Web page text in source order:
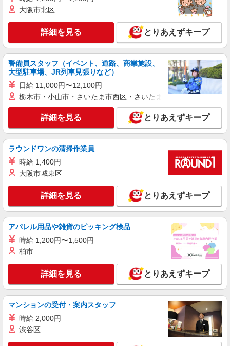
下永谷駅＊働きやすさで選ぶならココ！障がい
デイSTAFF/17時定時
時給1600円〜2250円 ＜日払い有/週払い有/交
通費全支給(ガソリン代含む)＞
横浜市港南区内//下永谷駅近く
キープ 詳細を見る
株式会社kotrio /●YK-H-2100119
港南台駅★チームで動くお仕事◎研修充実の障
がいデイ♪
時給1600円〜2250円 ＜日払い有/週払い有/交
キープ 詳細を見る
派遣社員
株式会社kotrio /●YK-H-1955099
＜港南台駅＞和気あいあいとした雰囲気！障が
時給1600円〜2250円 ＜日払い有/週払い有/交
通費全支給(ガソリン代含む)＞
港南区港南台＊自転車通勤可
キープ 詳細を見る
派遣社員
株式会社kotrio /●YK-H-1869668
大阪市北区
詳細を見る とりあえずキープ
警備員スタッフ（イベント、道路、商業施設、
大型駐車場、JR列車見張りなど）
日給 11,000円〜12,100円
栃木市・小山市・さいたま市西区・さいたま市岩槻区・久喜市・
詳細を見る とりあえずキープ
ラウンドワンの清掃作業員
時給 1,400円
大阪市城東区
詳細を見る とりあえずキープ
アパレル用品や雑貨のピッキング検品
時給 1,200円〜1,500円
柏市
詳細を見る とりあえずキープ
マンションの受付・案内スタッフ
時給 2,000円
渋谷区